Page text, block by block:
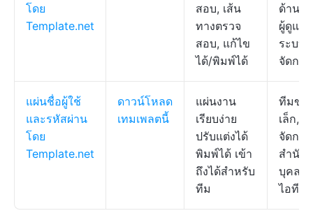
โดย
Template.net
สอบ, เส้น
ทางตรวจ
สอบ, แก้ไข
ได้/พิมพ์ได้
ด้านไ
ผู้ดูแล
ระบบ,
จัดการ
แผ่นชื่อผู้ใช้
และรหัสผ่าน
โดย
Template.net
ดาวน์โหลด
เทมเพลตนี้
แผ่นงาน
เรียบง่าย
ปรับแต่งได้
พิมพ์ได้ เข้า
ถึงได้สำหรับ
ทีม
ทีมขน
เล็ก, ผู้
จัดการ
สำนัก
บุคลา
ไอที